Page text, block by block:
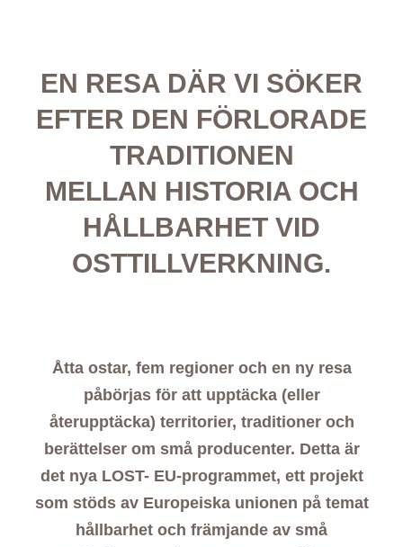
EN RESA DÄR VI SÖKER
EFTER DEN FÖRLORADE
TRADITIONEN
MELLAN HISTORIA OCH
HÅLLBARHET VID
OSTTILLVERKNING.
Åtta ostar, fem regioner och en ny resa
påbörjas för att upptäcka (eller
återupptäcka) territorier, traditioner och
berättelser om små producenter. Detta är
det nya LOST- EU-programmet, ett projekt
som stöds av Europeiska unionen på temat
hållbarhet och främjande av små